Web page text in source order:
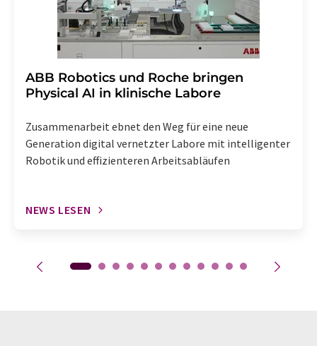
​​​​​​​ABB Robotics und Roche bringen
Physical AI in klinische Labore
Zusammenarbeit ebnet den Weg für eine neue
Generation digital vernetzter Labore mit intelligenter
Robotik und effizienteren Arbeitsabläufen
NEWS LESEN